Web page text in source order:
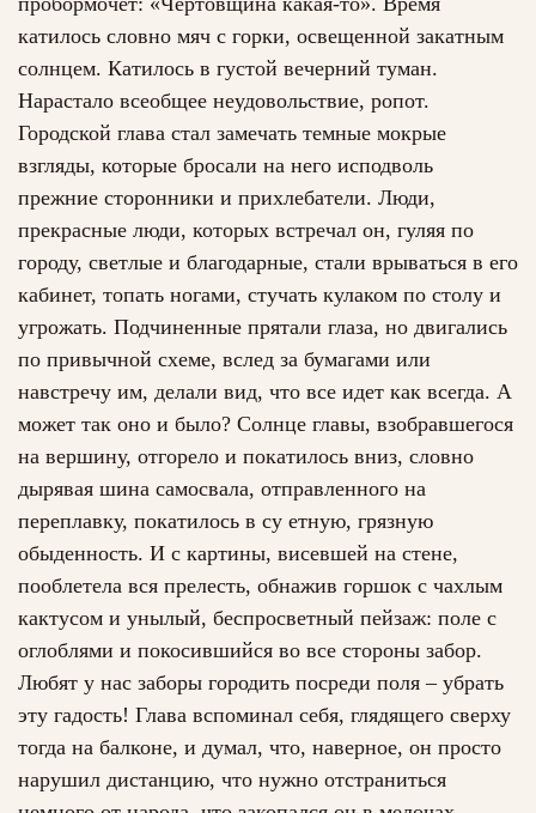
катилось словно мяч с горки, освещенной закатным
солнцем. Катилось в густой вечерний туман.
Нарастало всеобщее неудовольствие, ропот.
Городской глава стал замечать темные мокрые
взгляды, которые бросали на него исподволь
прежние сторонники и прихлебатели. Люди,
прекрасные люди, которых встречал он, гуляя по
городу, светлые и благодарные, стали врываться в его
кабинет, топать ногами, стучать кулаком по столу и
угрожать. Подчиненные прятали глаза, но двигались
по привычной схеме, вслед за бумагами или
навстречу им, делали вид, что все идет как всегда. А
может так оно и было? Солнце главы, взобравшегося
на вершину, отгорело и покатилось вниз, словно
дырявая шина самосвала, отправленного на
переплавку, покатилось в су етную, грязную
обыденность. И с картины, висевшей на стене,
пооблетела вся прелесть, обнажив горшок с чахлым
кактусом и унылый, беспросветный пейзаж: поле с
оглоблями и покосившийся во все стороны забор.
Любят у нас заборы городить посреди поля – убрать
эту гадость! Глава вспоминал себя, глядящего сверху
тогда на балконе, и думал, что, наверное, он просто
нарушил дистанцию, что нужно отстраниться